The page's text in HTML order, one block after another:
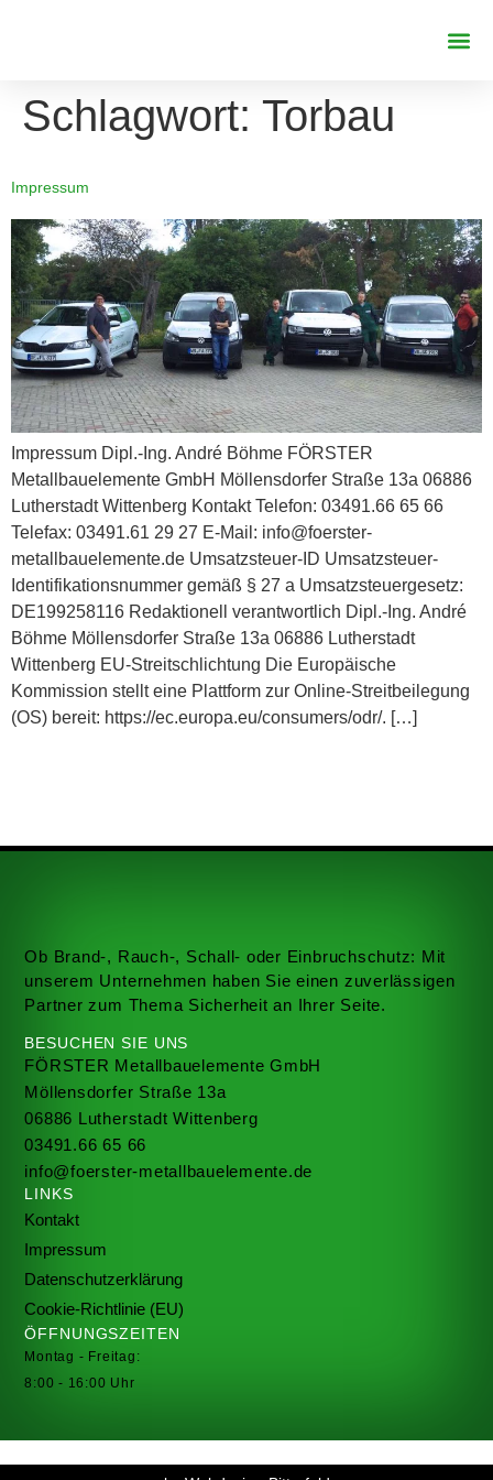
Schlagwort: Torbau
Impressum
Impressum Dipl.-Ing. André Böhme FÖRSTER
Metallbauelemente GmbH Möllensdorfer Straße 13a 06886
Lutherstadt Wittenberg Kontakt Telefon: 03491.66 65 66
Telefax: 03491.61 29 27 E-Mail: info@foerster-
metallbauelemente.de Umsatzsteuer-ID Umsatzsteuer-
Identifikationsnummer gemäß § 27 a Umsatzsteuergesetz:
DE199258116 Redaktionell verantwortlich Dipl.-Ing. André
Böhme Möllensdorfer Straße 13a 06886 Lutherstadt
Wittenberg EU-Streitschlichtung Die Europäische
Kommission stellt eine Plattform zur Online-Streitbeilegung
(OS) bereit: https://ec.europa.eu/consumers/odr/. […]
Ob Brand-, Rauch-, Schall- oder Einbruchschutz: Mit
unserem Unternehmen haben Sie einen zuverlässigen
Partner zum Thema Sicherheit an Ihrer Seite.
BESUCHEN SIE UNS
FÖRSTER Metallbauelemente GmbH
Möllensdorfer Straße 13a
06886 Lutherstadt Wittenberg
03491.66 65 66
info@foerster-metallbauelemente.de
LINKS
Kontakt
Impressum
Datenschutzerklärung
Cookie-Richtlinie (EU)
ÖFFNUNGSZEITEN
Montag - Freitag:
8:00 - 16:00 Uhr